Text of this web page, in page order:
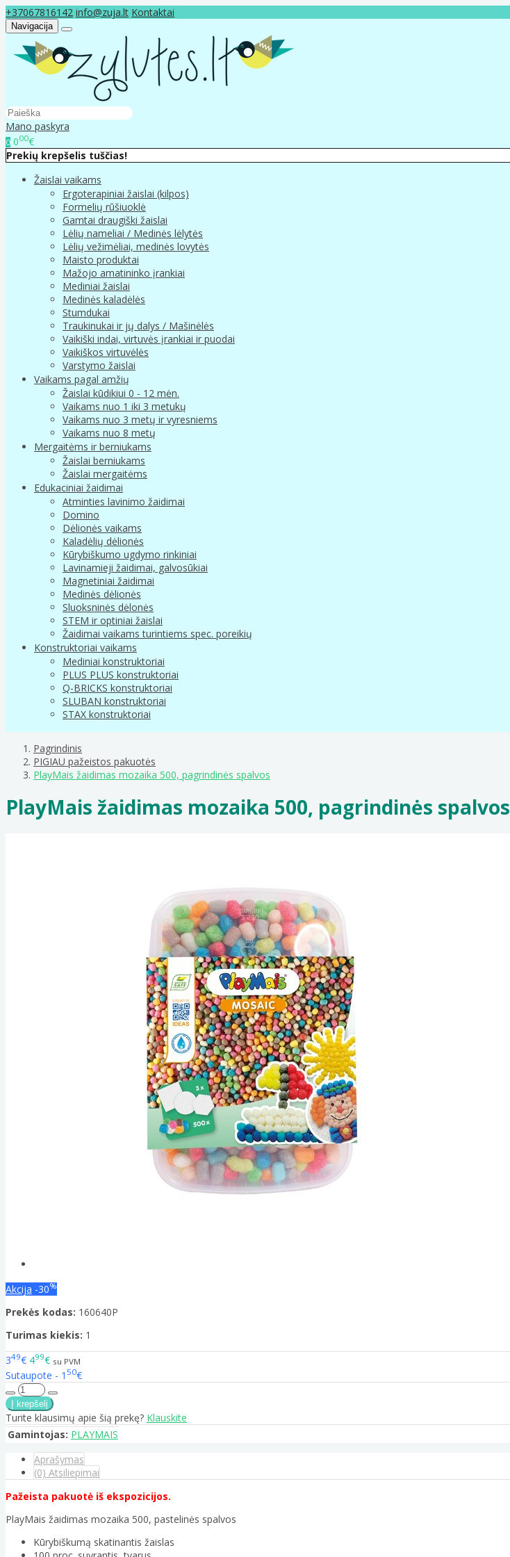
+37067816142 info@zuja.lt Kontaktai
Navigacija
Mano paskyra
0 000€
Prekių krepšelis tuščias!
Žaislai vaikams
Ergoterapiniai žaislai (kilpos)
Formelių rūšiuoklė
Gamtai draugiški žaislai
Lėlių nameliai / Medinės lėlytės
Lėlių vežimėliai, medinės lovytės
Maisto produktai
Mažojo amatininko įrankiai
Mediniai žaislai
Medinės kaladėlės
Stumdukai
Traukinukai ir jų dalys / Mašinėlės
Vaikiški indai, virtuvės įrankiai ir puodai
Vaikiškos virtuvėlės
Varstymo žaislai
Vaikams pagal amžių
Žaislai kūdikiui 0 - 12 mėn.
Vaikams nuo 1 iki 3 metukų
Vaikams nuo 3 metų ir vyresniems
Vaikams nuo 8 metų
Mergaitėms ir berniukams
Žaislai berniukams
Žaislai mergaitėms
Edukaciniai žaidimai
Atminties lavinimo žaidimai
Domino
Dėlionės vaikams
Kaladėlių dėlionės
Kūrybiškumo ugdymo rinkiniai
Lavinamieji žaidimai, galvosūkiai
Magnetiniai žaidimai
Medinės dėlionės
Sluoksninės dėlonės
STEM ir optiniai žaislai
Žaidimai vaikams turintiems spec. poreikių
Konstruktoriai vaikams
Mediniai konstruktoriai
PLUS PLUS konstruktoriai
Q-BRICKS konstruktoriai
SLUBAN konstruktoriai
STAX konstruktoriai
Pagrindinis
PIGIAU pažeistos pakuotės
PlayMais žaidimas mozaika 500, pagrindinės spalvos
PlayMais žaidimas mozaika 500, pagrindinės spalvos
Akcija -30%
Prekės kodas: 160640P
Turimas kiekis: 1
349€ 499€ su PVM
Sutaupote - 1 50€
Turite klausimų apie šią prekę? Klauskite
Gamintojas: PLAYMAIS
Aprašymas
(0) Atsiliepimai
Pažeista pakuotė iš ekspozicijos.
PlayMais žaidimas mozaika 500, pastelinės spalvos
Kūrybiškumą skatinantis žaislas